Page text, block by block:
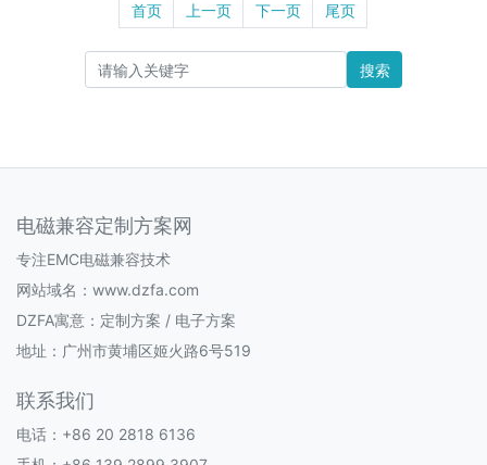
首页 上一页 下一页 尾页
搜索
电磁兼容定制方案网
专注EMC电磁兼容技术
网站域名：www.dzfa.com
DZFA寓意：定制方案 / 电子方案
地址：广州市黄埔区姬火路6号519
联系我们
电话：+86 20 2818 6136